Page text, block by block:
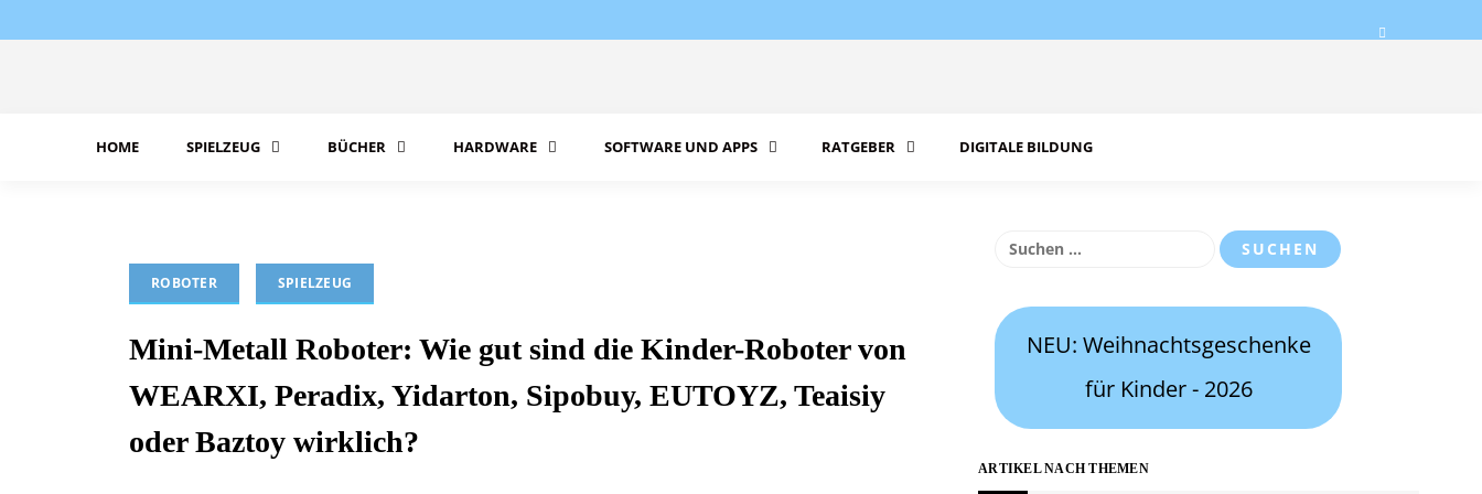
to
HOME SPIELZEUG BÜCHER HARDWARE SOFTWARE UND APPS RATGEBER DIGITALE BILDUNG
ROBOTER SPIELZEUG
Mini-Metall Roboter: Wie gut sind die Kinder-Roboter von
WEARXI, Peradix, Yidarton, Sipobuy, EUTOYZ, Teaisiy
oder Baztoy wirklich?
Suchen
NEU: Weihnachtsgeschenke
für Kinder - 2026
ARTIKEL NACH THEMEN